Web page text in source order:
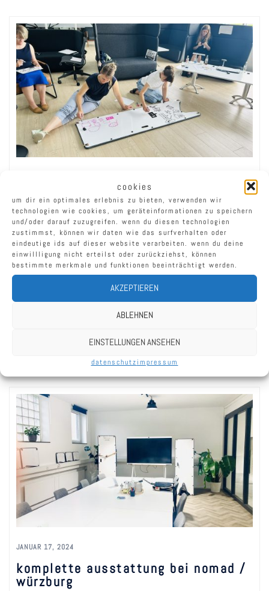
cookies
um dir ein optimales erlebnis zu bieten, verwenden wir
technologien wie cookies, um geräteinformationen zu speichern
und/oder darauf zuzugreifen. wenn du diesen technologien
zustimmst, können wir daten wie das surfverhalten oder
eindeutige ids auf dieser website verarbeiten. wenn du deine
einwillligung nicht erteilst oder zurückziehst, können
bestimmte merkmale und funktionen beeinträchtigt werden.
AKZEPTIEREN
ABLEHNEN
EINSTELLUNGEN ANSEHEN
datenschutzimpressum
produktvorstellung bei hauser office
design / münchen
im mittelpunkt des workshops stand die methode
des visual thinking, die kreativität und
kommunikation miteinander verbindet. mit hilfe
von stift und papier und den mobilen
whiteboardss von imsinne gmbh erarbeiteten die
konzepte für moderne arbeitsräume, die den
anforderungen der new work ära gerecht werden.
JANUAR 17, 2024
komplette ausstattung bei nomad /
würzburg